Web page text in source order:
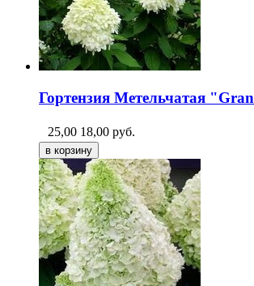
Гортензия Метельчатая
25,00 18,00 руб.